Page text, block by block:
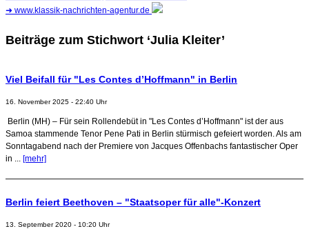
➜ www.klassik-nachrichten-agentur.de
Beiträge zum Stichwort ‘Julia Kleiter’
Viel Beifall für "Les Contes d’Hoffmann" in Berlin
16. November 2025 - 22:40 Uhr
Berlin (MH) – Für sein Rollendebüt in "Les Contes d’Hoffmann" ist der aus
Samoa stammende Tenor Pene Pati in Berlin stürmisch gefeiert worden. Als am
Sonntagabend nach der Premiere von Jacques Offenbachs fantastischer Oper
in ... [mehr]
Berlin feiert Beethoven – "Staatsoper für alle"-Konzert
13. September 2020 - 10:20 Uhr